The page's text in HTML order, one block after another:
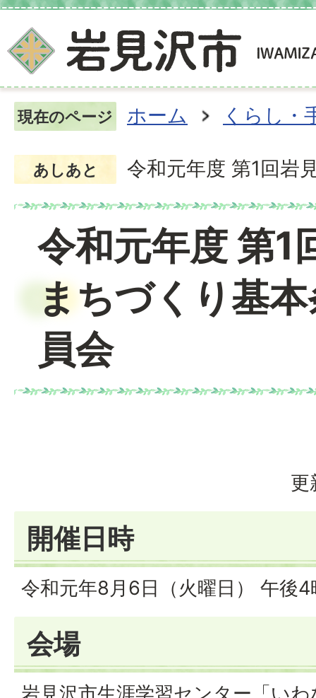
現在のページ ホーム くらし・
あしあと 令和元年度 第1回岩
令和元年度 第1
まちづくり基
員会
更
開催日時
令和元年8月6日（火曜日） 午後4
会場